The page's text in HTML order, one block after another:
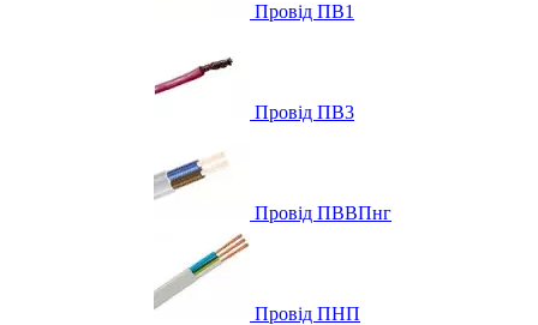
Провід ПВ1
Провід ПВ3
Провід ПВВПнг
Провід ПНП